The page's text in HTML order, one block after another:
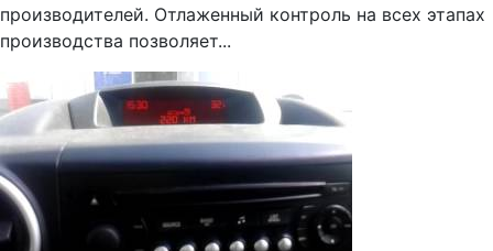
производителей. Отлаженный контроль на всех этапах
производства позволяет...